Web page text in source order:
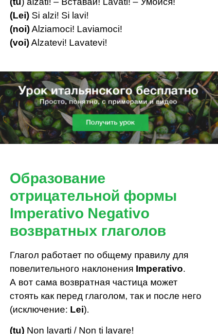
(Lei) Si alzi! Si lavi!
(noi)Alziamoci! Laviamoci!
(voi)Alzatevi! Lavatevi!
Образование
отрицательной формы
Imperativo Negativo
возвратных глаголов
Глагол работает по общему правилу для
повелительного наклонения Imperativo.
А вот сама возвратная частица может
стоять как перед глаголом, так и после него
(исключение: Lei).
(tu) Non lavarti / Non ti lavare!